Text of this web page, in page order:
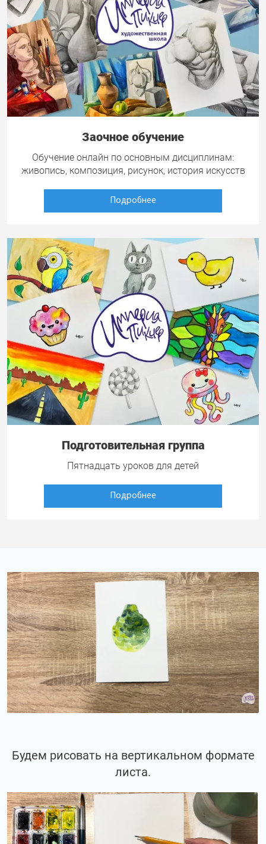
Заочное обучение
Обучение онлайн по основным дисциплинам:
живопись, композиция, рисунок, история искусств
Подробнее
Подготовительная группа
Пятнадцать уроков для детей
Подробнее
Будем рисовать на вертикальном формате
листа.